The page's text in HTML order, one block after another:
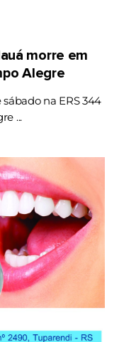
morre em
Alegre
na ERS 344
...